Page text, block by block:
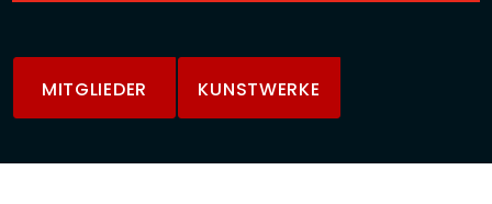
MITGLIEDER KUNSTWERKE